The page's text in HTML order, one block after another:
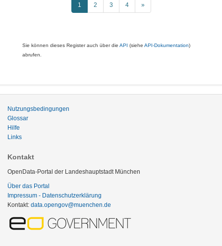
1 2 3 4 »
Sie können dieses Register auch über die API (siehe API-Dokumentation)
abrufen.
Nutzungsbedingungen
Glossar
Hilfe
Links
Kontakt
OpenData-Portal der Landeshauptstadt München
Über das Portal
Impressum - Datenschutzerklärung
Kontakt: data.opengov@muenchen.de